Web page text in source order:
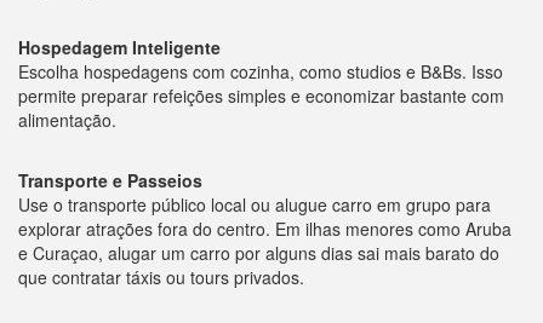
Hospedagem Inteligente
Escolha hospedagens com cozinha, como studios e B&Bs. Isso
permite preparar refeições simples e economizar bastante com
alimentação.
Transporte e Passeios
Use o transporte público local ou alugue carro em grupo para
explorar atrações fora do centro. Em ilhas menores como Aruba
e Curaçao, alugar um carro por alguns dias sai mais barato do
que contratar táxis ou tours privados.